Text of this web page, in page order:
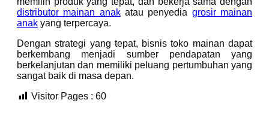
distributor mainan anakatau penyedia grosir mainan
anak yang terpercaya.
Dengan strategi yang tepat, bisnis toko mainan dapat
berkembang menjadi sumber pendapatan yang
berkelanjutan dan memiliki peluang pertumbuhan yang
sangat baik di masa depan.
Visitor Pages : 60